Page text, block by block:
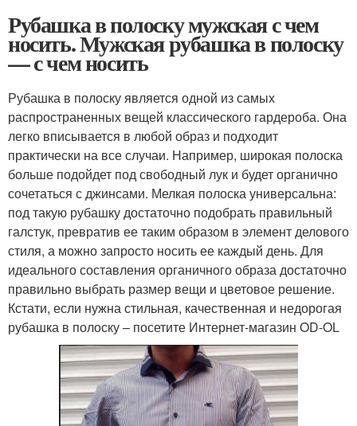
Рубашка в полоску мужская с чем
носить. Мужская рубашка в полоску
— с чем носить
Рубашка в полоску является одной из самых
распространенных вещей классического гардероба. Она
легко вписывается в любой образ и подходит
практически на все случаи. Например, широкая полоска
больше подойдет под свободный лук и будет органично
сочетаться с джинсами. Мелкая полоска универсальна:
под такую рубашку достаточно подобрать правильный
галстук, превратив ее таким образом в элемент делового
стиля, а можно запросто носить ее каждый день. Для
идеального составления органичного образа достаточно
правильно выбрать размер вещи и цветовое решение.
Кстати, если нужна стильная, качественная и недорогая
рубашка в полоску – посетите Интернет-магазин OD-OL